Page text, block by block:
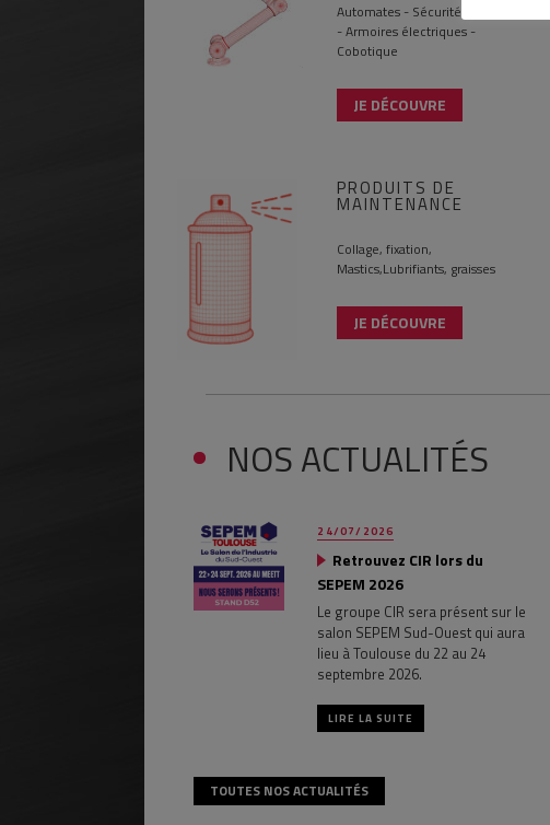
Automates - Sécurité - Capteurs
- Armoires électriques -
Cobotique
JE DÉCOUVRE
PRODUITS DE
MAINTENANCE
Collage, fixation,
Mastics,Lubrifiants, graisses
JE DÉCOUVRE
NOS ACTUALITÉS
24/07/2026
Retrouvez CIR lors du
SEPEM 2026
Le groupe CIR sera présent sur le
salon SEPEM Sud-Ouest qui aura
lieu à Toulouse du 22 au 24
septembre 2026.
LIRE LA SUITE
TOUTES NOS ACTUALITÉS